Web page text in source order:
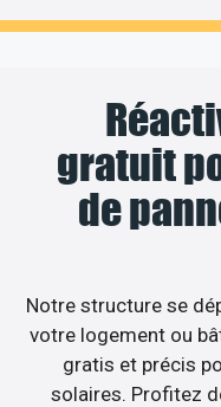
gratuit
de
Notre structure se
votre logement ou
gratis et précis
solaires. Profitez